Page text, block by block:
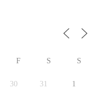
F S S
30 31 1